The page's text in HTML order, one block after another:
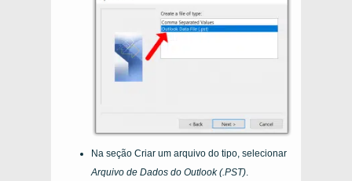
Na seção Criar um arquivo do tipo, selecionar
Arquivo de Dados do Outlook (.PST).